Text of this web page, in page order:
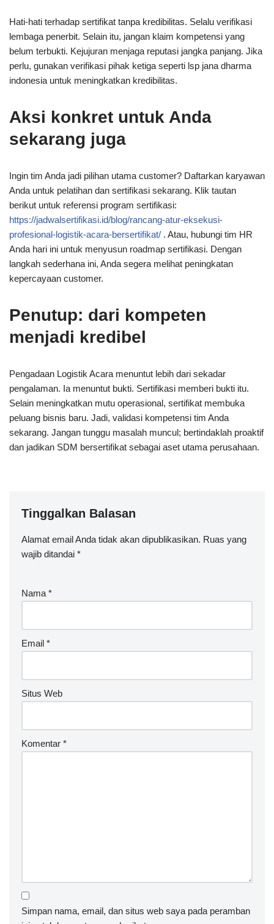
Hati-hati terhadap sertifikat tanpa kredibilitas. Selalu verifikasi
lembaga penerbit. Selain itu, jangan klaim kompetensi yang
belum terbukti. Kejujuran menjaga reputasi jangka panjang. Jika
perlu, gunakan verifikasi pihak ketiga seperti lsp jana dharma
indonesia untuk meningkatkan kredibilitas.
Aksi konkret untuk Anda
sekarang juga
Ingin tim Anda jadi pilihan utama customer? Daftarkan karyawan
Anda untuk pelatihan dan sertifikasi sekarang. Klik tautan
berikut untuk referensi program sertifikasi:
https://jadwalsertifikasi.id/blog/rancang-atur-eksekusi-
profesional-logistik-acara-bersertifikat/ . Atau, hubungi tim HR
Anda hari ini untuk menyusun roadmap sertifikasi. Dengan
langkah sederhana ini, Anda segera melihat peningkatan
kepercayaan customer.
Penutup: dari kompeten
menjadi kredibel
Pengadaan Logistik Acara menuntut lebih dari sekadar
pengalaman. Ia menuntut bukti. Sertifikasi memberi bukti itu.
Selain meningkatkan mutu operasional, sertifikat membuka
peluang bisnis baru. Jadi, validasi kompetensi tim Anda
sekarang. Jangan tunggu masalah muncul; bertindaklah proaktif
dan jadikan SDM bersertifikat sebagai aset utama perusahaan.
Tinggalkan Balasan
Alamat email Anda tidak akan dipublikasikan. Ruas yang
wajib ditandai *
Nama *
Email *
Situs Web
Komentar *
Simpan nama, email, dan situs web saya pada peramban